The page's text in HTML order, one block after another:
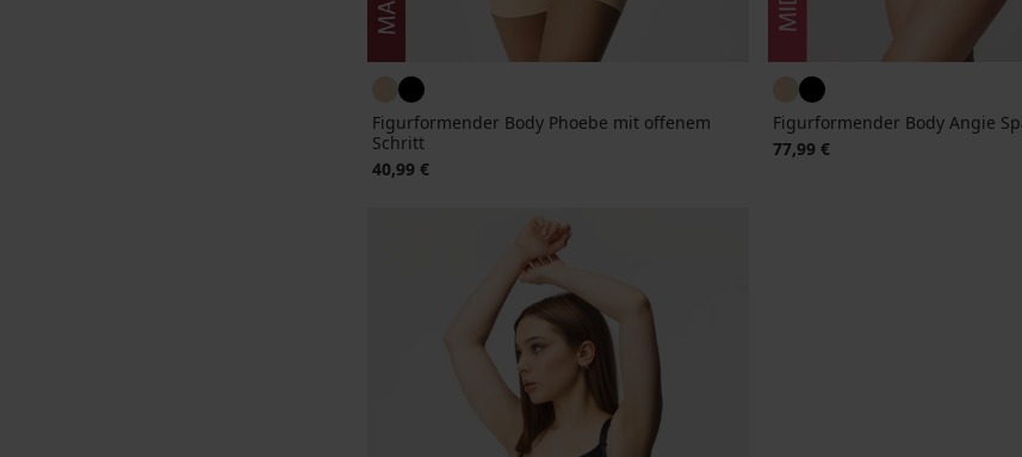
Figurformender Body Phoebe mit offenem
Schritt
40,99 €
Figurformender Body Angie
77,99 €